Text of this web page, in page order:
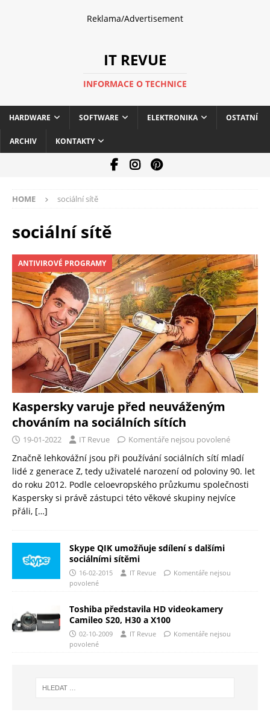
Reklama/Advertisement
IT REVUE
INFORMACE O TECHNICE
HARDWARE SOFTWARE ELEKTRONIKA OSTATNÍ
ARCHIV KONTAKTY
HOME sociální sítě
sociální sítě
ANTIVIROVÉ PROGRAMY
Kaspersky varuje před neuváženým
chováním na sociálních sítích
19-01-2022 IT Revue Komentáře nejsou povolené
Značně lehkovážní jsou při používání sociálních sítí mladí
lidé z generace Z, tedy uživatelé narození od poloviny 90. let
do roku 2012. Podle celoevropského průzkumu společnosti
Kaspersky si právě zástupci této věkové skupiny nejvíce
přáli, […]
Skype QIK umožňuje sdílení s dalšími
sociálními sítěmi
16-02-2015 IT Revue
Komentáře nejsou
povolené
Toshiba představila HD videokamery
Camileo S20, H30 a X100
02-10-2009 IT Revue
Komentáře nejsou
povolené